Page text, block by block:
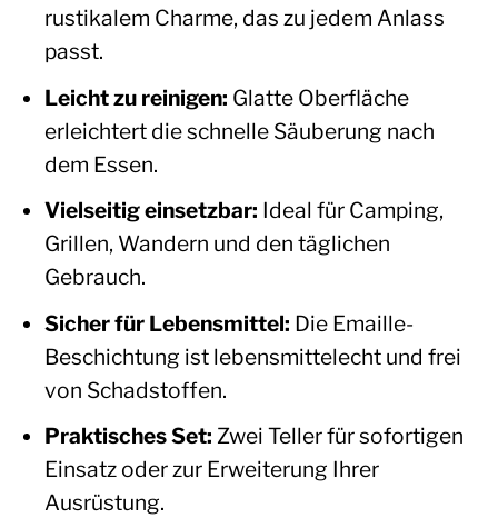
rustikalem Charme, das zu jedem Anlass
passt.
Leicht zu reinigen: Glatte Oberfläche
erleichtert die schnelle Säuberung nach
dem Essen.
Vielseitig einsetzbar: Ideal für Camping,
Grillen, Wandern und den täglichen
Gebrauch.
Sicher für Lebensmittel: Die Emaille-
Beschichtung ist lebensmittelecht und frei
von Schadstoffen.
Praktisches Set: Zwei Teller für sofortigen
Einsatz oder zur Erweiterung Ihrer
Ausrüstung.